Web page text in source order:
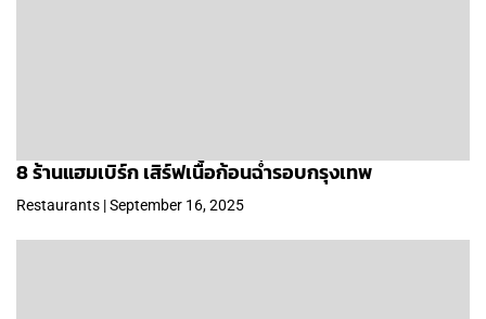
8 ร้านแฮมเบิร์ก เสิร์ฟเนื้อก้อนฉ่ำรอบกรุงเทพ
Restaurants | September 16, 2025